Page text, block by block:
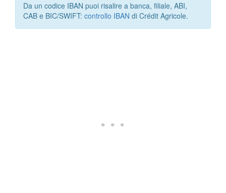
Da un codice IBAN puoi risalire a banca, filiale, ABI,
CAB e BIC/SWIFT: controllo IBAN di Crédit Agricole.